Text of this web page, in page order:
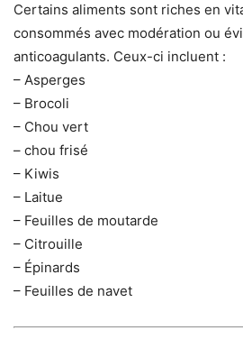
Certains aliments sont riches en
consommés avec modération ou
anticoagulants. Ceux-ci incluent :
– Asperges
– Brocoli
– Chou vert
– chou frisé
– Kiwis
– Laitue
– Feuilles de moutarde
– Citrouille
– Épinards
– Feuilles de navet